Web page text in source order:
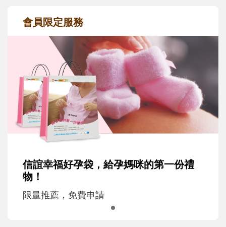
會員限定服務
信誼幸福好孕袋，給孕媽咪的第一份禮
物！
限量推薦，免費申請